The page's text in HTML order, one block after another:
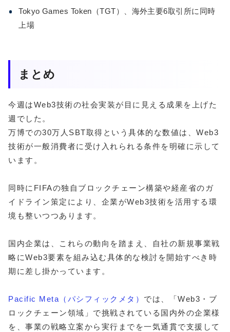
Tokyo Games Token（TGT）、海外主要6取引所に同時
上場
まとめ
今週はWeb3技術の社会実装が目に見える成果を上げた
週でした。
万博での30万人SBT取得という具体的な数値は、Web3
技術が一般消費者に受け入れられる条件を明確に示して
います。
同時にFIFAの独自ブロックチェーン構築や経産省のガ
イドライン策定により、企業がWeb3技術を活用する環
境も整いつつあります。
国内企業は、これらの動向を踏まえ、自社の新規事業戦
略にWeb3要素を組み込む具体的な検討を開始すべき時
期に差し掛かっています。
Pacific Meta（パシフィックメタ） では、「Web3・ブ
ロックチェーン領域」で挑戦されている国内外の企業様
を、事業の戦略立案から実行までを一気通貫で支援して